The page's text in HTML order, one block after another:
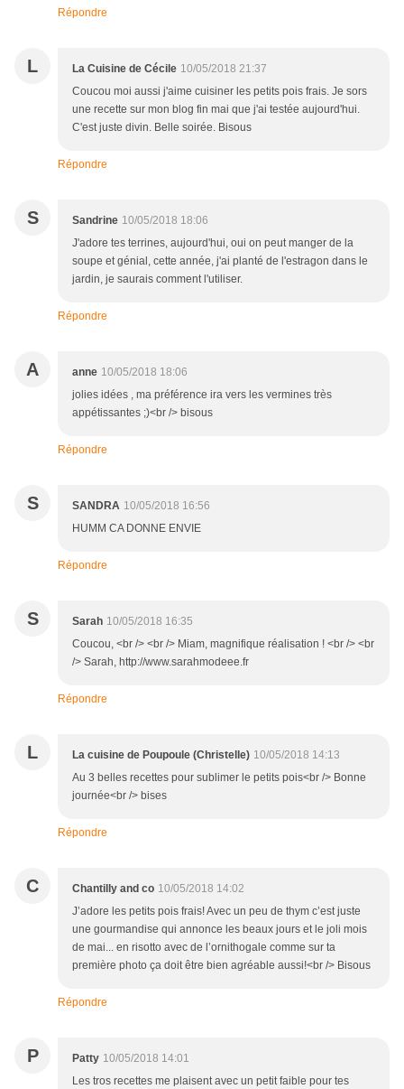
Répondre
L La Cuisine de Cécile 10/05/2018 21:37
Coucou moi aussi j'aime cuisiner les petits pois frais. Je sors
une recette sur mon blog fin mai que j'ai testée aujourd'hui.
C'est juste divin. Belle soirée. Bisous
Répondre
S Sandrine 10/05/2018 18:06
J'adore tes terrines, aujourd'hui, oui on peut manger de la
soupe et génial, cette année, j'ai planté de l'estragon dans le
jardin, je saurais comment l'utiliser.
Répondre
A anne 10/05/2018 18:06
jolies idées , ma préférence ira vers les vermines très
appétissantes ;)<br /> bisous
Répondre
S SANDRA 10/05/2018 16:56
HUMM CA DONNE ENVIE
Répondre
S Sarah 10/05/2018 16:35
Coucou, <br /> <br /> Miam, magnifique réalisation ! <br /> <br
/> Sarah, http://www.sarahmodeee.fr
Répondre
L La cuisine de Poupoule (Christelle) 10/05/2018 14:13
Au 3 belles recettes pour sublimer le petits pois<br /> Bonne
journée<br /> bises
Répondre
C Chantilly and co 10/05/2018 14:02
J’adore les petits pois frais! Avec un peu de thym c’est juste
une gourmandise qui annonce les beaux jours et le joli mois
de mai... en risotto avec de l’ornithogale comme sur ta
première photo ça doit être bien agréable aussi!<br /> Bisous
Répondre
P Patty 10/05/2018 14:01
Les tros recettes me plaisent avec un petit faible pour tes